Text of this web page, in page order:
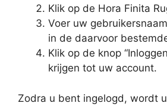
Klik op de Hora Finita
Voer uw
in de daarvoor
Klik op de knop
krijgen tot uw account.
Zodra u bent ingelogd, wordt